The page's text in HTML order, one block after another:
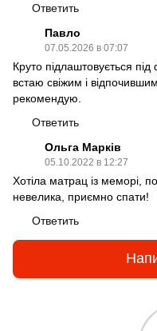
Ответить
Павло
07.05.2026 в 07:07
Круто підлаштовується
встаю свіжим і
рекомендую.
Ответить
Ольга Марків
05.10.2022 в 12:27
Хотіла матрац із меморі,
невелика, приємно спати!
Ответить